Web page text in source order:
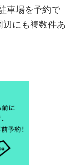
車場を予約で
辺にも複数件あ